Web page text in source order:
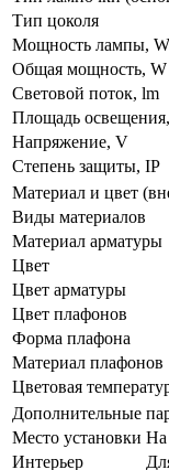
Тип цоколя
Мощность лампы, W
Общая мощность, W
Световой поток, lm
Площадь
Напряжение, V
Степень защиты, IP
Материал и цвет
Виды материалов
Материал арматуры
Цвет
Цвет арматуры
Цвет плафонов
Форма плафона
Материал плафонов
Цветовая
Дополнительные
Место установки На
Интерьер